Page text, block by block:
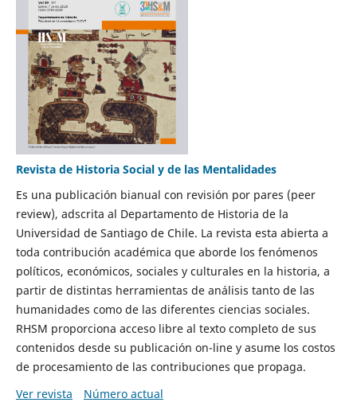
Revista de Historia Social y de las Mentalidades
Es una publicación bianual con revisión por pares (peer
review), adscrita al Departamento de Historia de la
Universidad de Santiago de Chile. La revista esta abierta a
toda contribución académica que aborde los fenómenos
políticos, económicos, sociales y culturales en la historia, a
partir de distintas herramientas de análisis tanto de las
humanidades como de las diferentes ciencias sociales.
RHSM proporciona acceso libre al texto completo de sus
contenidos desde su publicación on-line y asume los costos
de procesamiento de las contribuciones que propaga.
Ver revista
Número actual